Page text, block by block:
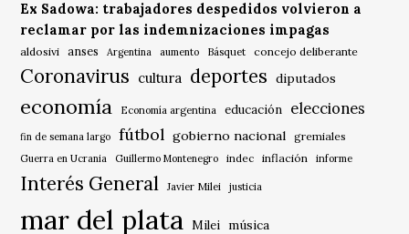
Ex Sadowa: trabajadores despedidos volvieron a
reclamar por las indemnizaciones impagas
aldosivi anses Argentina aumento Básquet concejo deliberante
Coronavirus cultura deportes diputados
economía Economía argentina educación elecciones
fin de semana largo fútbol gobierno nacional gremiales
Guerra en Ucrania Guillermo Montenegro indec inflación informe
Interés General Javier Milei justicia
mar del plata Milei música